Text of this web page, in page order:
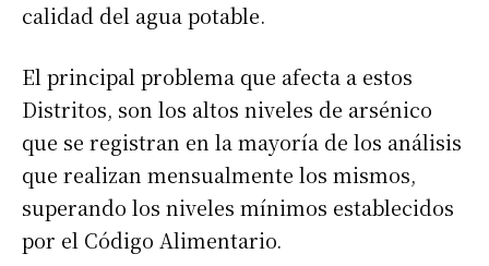
calidad del agua potable.
El principal problema que afecta a estos
Distritos, son los altos niveles de arsénico
que se registran en la mayoría de los análisis
que realizan mensualmente los mismos,
superando los niveles mínimos establecidos
por el Código Alimentario.